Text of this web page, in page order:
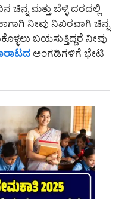
ಚಿನ್ನ ಮತ್ತು ಬೆಳ್ಳಿ ದರದಲ್ಲಿ
ನೀವು ನಿಖರವಾಗಿ ಚಿನ್ನ
ಬಯಸುತ್ತಿದ್ದರೆ ನೀವು
ಅಂಗಡಿಗಳಿಗೆ ಭೇಟಿ